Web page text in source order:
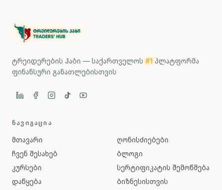
ტრეიდერების ჰაბი — საქართველოს #1 პლატფორმა
ფინანსური განათლებისთვის
ᲜᲐᲕᲘᲒᲐᲪᲘᲐ
მთავარი
ჩვენ შესახებ
კურსები
დაწყება
ღონისძიებები
ბლოგი
სერტიფიკატის შემოწმება
ბიზნესისთვის